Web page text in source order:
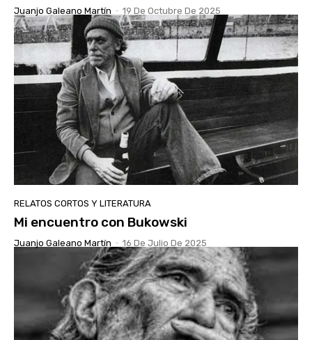
Juanjo Galeano Martín - 19 De Octubre De 2025
RELATOS CORTOS Y LITERATURA
Mi encuentro con Bukowski
Juanjo Galeano Martín - 16 De Julio De 2025